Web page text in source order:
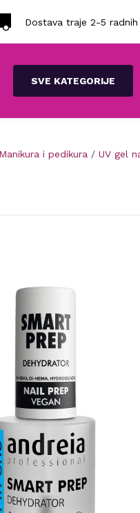
Dostava traje 2-5
SVE KATEGORIJE
Manikura i pedikura / UV gel